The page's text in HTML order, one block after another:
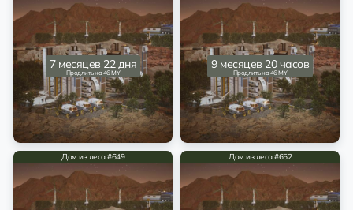
7 месяцев 22 дня
Продлить на 46 MY
9 месяцев 20 часов
Продлить на 46 MY
Дом из леса #649 Дом из леса #652